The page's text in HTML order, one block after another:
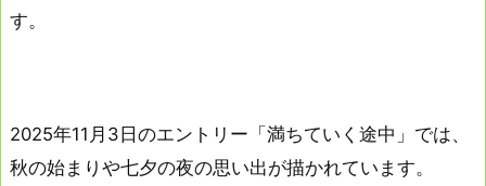
す。
2025年11月3日のエントリー「満ちていく途中」では、
秋の始まりや七夕の夜の思い出が描かれています。